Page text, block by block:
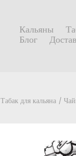
Кальяны
Блог
Табак для кальяна